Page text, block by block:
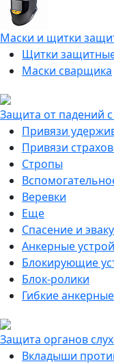
Маски и щитки
Щитки
Маски сварщика
Защита от падений
Привязи
Привязи
Стропы
Веревки
Еще
Спасение и
Анкерные
Блокирующие
Блок-ролики
Гибкие
Защита органов
Вкладыши